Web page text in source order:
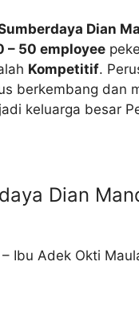
Dian
– 50 employee
Kompetitif.
berkembang dan
keluarga besar
Dian
Ibu Adek Okti